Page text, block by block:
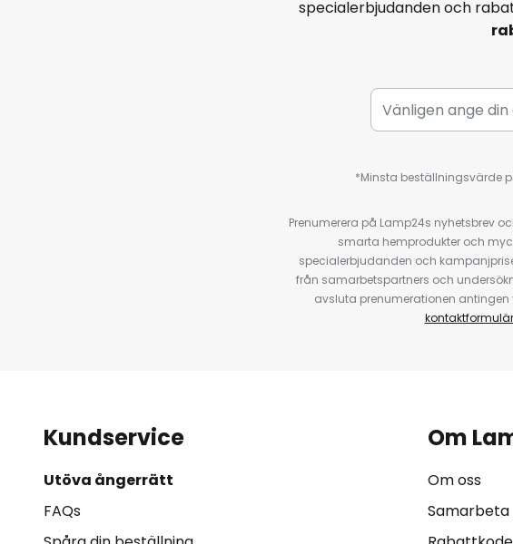
specialerbjudanden och
*Minsta beställningsvärde
Prenumerera på Lamp24s nyhetsbrev
smarta hemprodukter och
specialerbjudanden och
från samarbetspartners och
avsluta prenumerationen
Kundservice
Utöva ångerrätt
FAQs
Om
Om oss
Samarbeta